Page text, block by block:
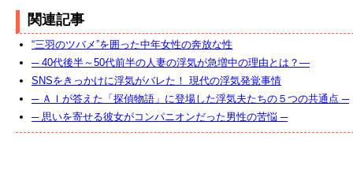
関連記事
“三羽のツバメ”を囲った中年女性の奔放な性
─ 40代後半～50代前半の人妻の浮気が急増中の理由とは？―
SNSをきっかけに浮気がバレた！ 現代の浮気発覚事情
─ ＡＩが答えた「探偵物語」に登場した浮気夫たちの５つの共通点 ─
─ 思いを寄せる彼女がコンパニオンだった男性の苦悩 ─